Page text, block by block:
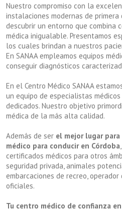
Nuestro compromiso con la
instalaciones modernas de primera
descubrir un entorno que combina
médica inigualable. Presentamos
los cuales brindan a nuestros
En SANAA empleamos equipos
conseguir diagnósticos
En el Centro Médico SANAA
un equipo de especialistas
dedicados. Nuestro objetivo
médica de la más alta calidad.
Además de ser el mejor lugar
médico para conducir en Córdoba
certificados médicos para otros
seguridad privada, animales
embarcaciones de recreo,
oficiales.
Tu centro médico de confianza